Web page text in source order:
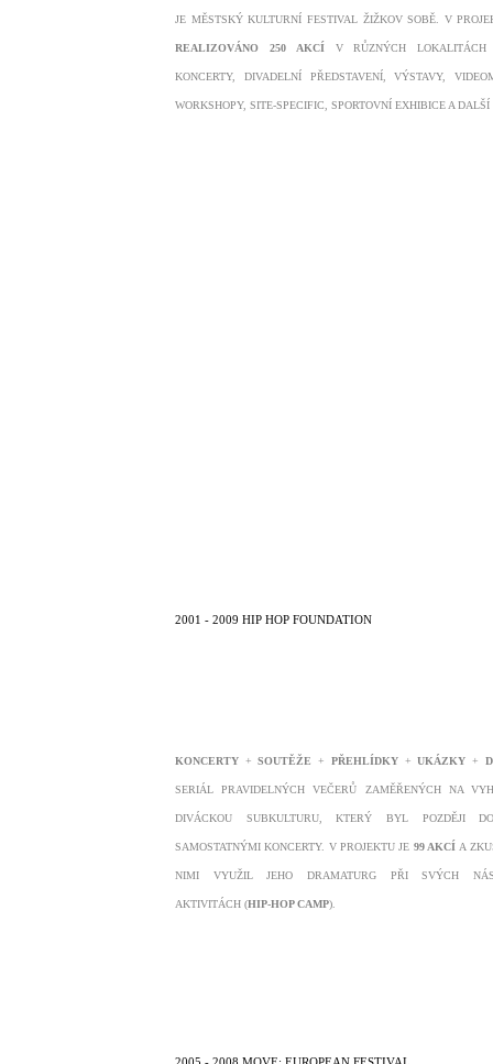
JE MĚSTSKÝ KULTURNÍ FESTIVAL ŽIŽKOV SOBĚ. V
REALIZOVÁNO 250 AKCÍV RŮZNÝCH LOKALITÁCH
KONCERTY, DIVADELNÍ PŘEDSTAVENÍ, VÝSTAVY,
WORKSHOPY, SITE-SPECIFIC, SPORTOVNÍ EXHIBICE A
2001 - 2009 HIP HOP FOUNDATION
KONCERTY +SOUTĚŽE + PŘEHLÍDKY+UKÁZKY +
SERIÁL PRAVIDELNÝCH VEČERŮ ZAMĚŘENÝCH NA
DIVÁCKOU SUBKULTURU, KTERÝ BYL POZDĚJI
SAMOSTATNÝMI KONCERTY. V PROJEKTU JE 99 AKCÍ A
NIMI VYUŽIL JEHO DRAMATURG PŘI SVÝCH
AKTIVITÁCH (HIP-HOP CAMP).